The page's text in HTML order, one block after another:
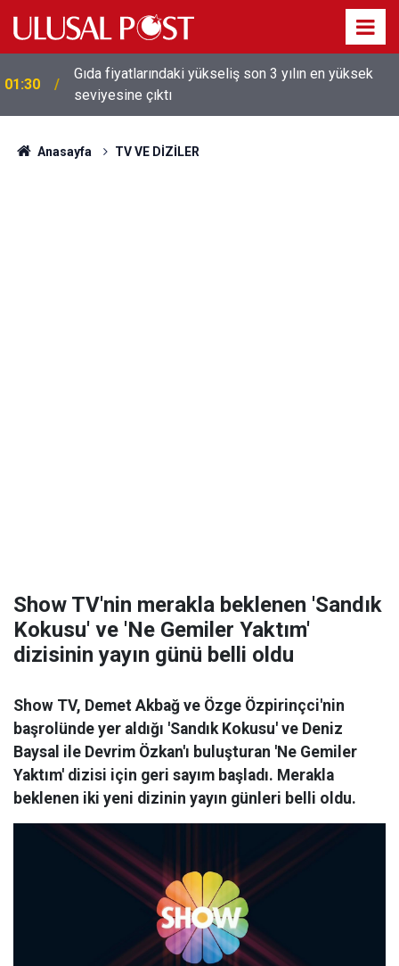
01:26
Galatasaray'dan sekiz kişi hakkında savcılığa suç
duyurusu
Anasayfa TV VE DİZİLER
Show TV'nin merakla beklenen 'Sandık
Kokusu' ve 'Ne Gemiler Yaktım'
dizisinin yayın günü belli oldu
Show TV, Demet Akbağ ve Özge Özpirinçci'nin
başrolünde yer aldığı 'Sandık Kokusu' ve Deniz
Baysal ile Devrim Özkan'ı buluşturan 'Ne Gemiler
Yaktım' dizisi için geri sayım başladı. Merakla
beklenen iki yeni dizinin yayın günleri belli oldu.